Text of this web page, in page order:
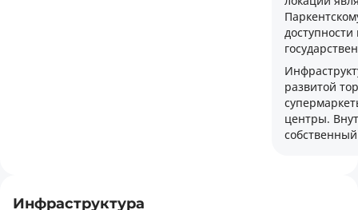
развитой
центры.
Инфраструктура